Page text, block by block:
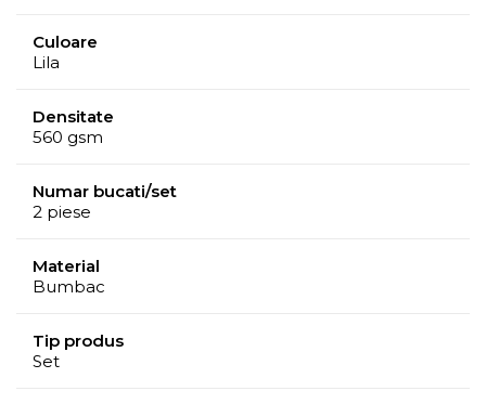
Culoare
Lila
Densitate
560 gsm
Numar bucati/set
2 piese
Material
Bumbac
Tip produs
Set